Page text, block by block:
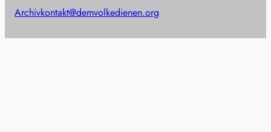
Archivkontakt@demvolkedienen.org